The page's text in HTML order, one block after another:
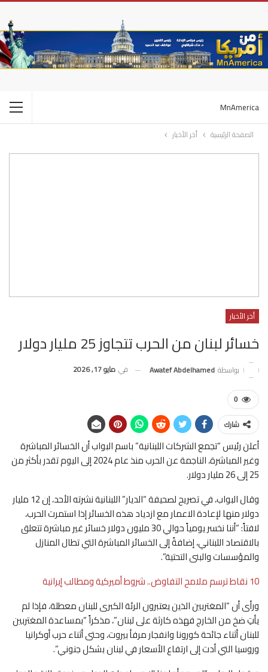
MnAmerica
الصفحة الرئيسية أخر الأخبار
أخر الأخبار
خسائر لبنان من الحرب تتجاوز 25 مليار دولار
بواسطة Awatef Abdelhamed في مايو 17, 2026
0
شارك
أعلن رئيس “تجمع الشركات اللبنانية” باسم البواب أن الخسائر المباشرة
وغير المباشرة، الناجمة عن الحرب منذ عام 2024 إلى اليوم تقدر بأكثر من
25 إلى 26 مليار دولار.
وقال البواب، في تصريح لصحيفة “الديار” اللبنانية نشرته الأحد، إن 12 مليار
دولار منها لإعادة الاعمار مع ازدياد هذه الخسائر إذا استمرت الحرب،
لافتاً: “أننا نخسر يومياً حوالي 30 مليون دولار خسائر غير مباشرة تتعلق
بالاقتصاد اللبناني، إضافةً إلى الخسائر المباشرة التي تطال المنازل
والمؤسسات والبنى التحتية”.
10 نقاط ترسم ملامح التفاوض.. شروط أميركية ومطالب إيرانية
ورأى أن “المغتربين الذين يعتبرون الرئة الكبرى للبنان معطلة، فإذا لم
يأتِ ضخ من الخارج فهذه كارثة على لبنان”، مذكراً “بمساعدة المغتربين
للبنان أثناء جائحة كورونا وانفجار مرفأ بيروت، وحتى أثناء حرب أوكرانيا
وروسيا التي أدت إلى ارتفاع الأسعار في لبنان بشكل جنوني”.